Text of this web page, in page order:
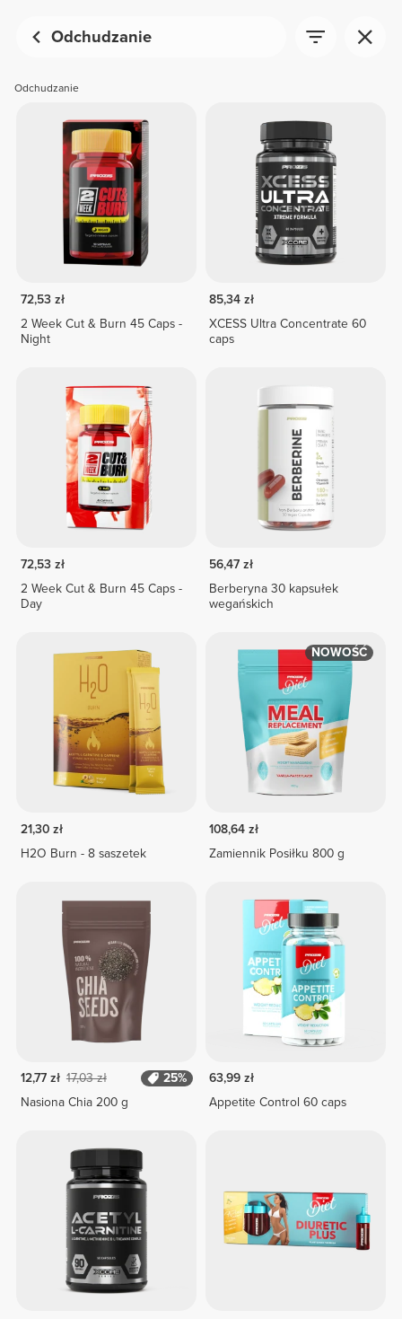
Odchudzanie
Odchudzanie
72,53 zł
2 Week Cut & Burn 45 Caps -
Night
85,34 zł
XCESS Ultra Concentrate 60
caps
72,53 zł
2 Week Cut & Burn 45 Caps -
Day
56,47 zł
Berberyna 30 kapsułek
wegańskich
21,30 zł
H2O Burn - 8 saszetek
NOWOŚĆ
108,64 zł
Zamiennik Posiłku 800 g
12,77 zł 17,03 zł
25%
Nasiona Chia 200 g
63,99 zł
Appetite Control 60 caps